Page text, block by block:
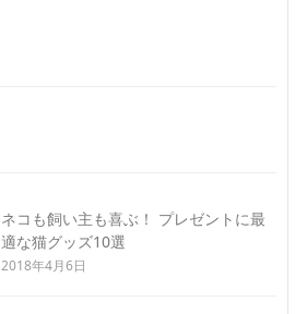
ネコも飼い主も喜ぶ！ プレゼントに最
適な猫グッズ10選
2018年4月6日